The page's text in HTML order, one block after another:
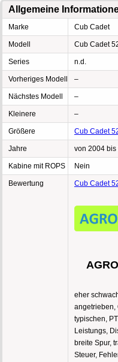
Allgemeine
Marke Cub Cadet
Modell Cub Cadet
Series n.d.
Vorheriges Modell –
Nächstes Modell –
Kleinere –
Größere Cub Cadet
Jahre von 2004 bis
Kabine mit ROPS Nein
Bewertung Cub Cadet
eher
angetrieben,
typischen,
Leistungs,
breite Spur,
Steuer,